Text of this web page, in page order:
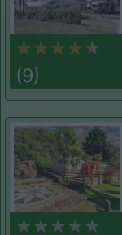
(9)